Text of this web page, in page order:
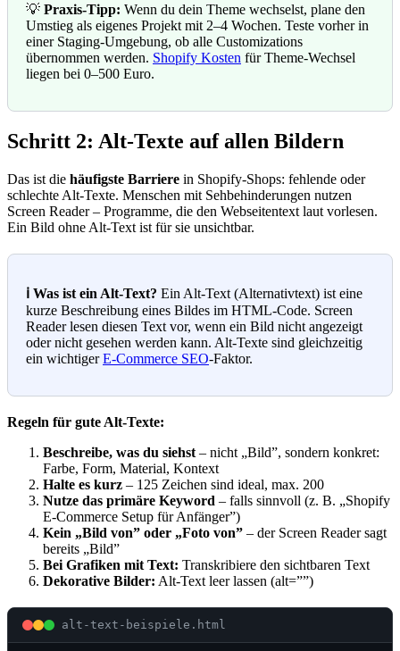
💡 Praxis-Tipp: Wenn du dein Theme wechselst, plane den
Umstieg als eigenes Projekt mit 2–4 Wochen. Teste vorher in
einer Staging-Umgebung, ob alle Customizations
übernommen werden. Shopify Kosten für Theme-Wechsel
liegen bei 0–500 Euro.
Schritt 2: Alt-Texte auf allen Bildern
Das ist die häufigste Barriere in Shopify-Shops: fehlende oder
schlechte Alt-Texte. Menschen mit Sehbehinderungen nutzen
Screen Reader – Programme, die den Webseitentext laut vorlesen.
Ein Bild ohne Alt-Text ist für sie unsichtbar.
ℹ️ Was ist ein Alt-Text? Ein Alt-Text (Alternativtext) ist eine
kurze Beschreibung eines Bildes im HTML-Code. Screen
Reader lesen diesen Text vor, wenn ein Bild nicht angezeigt
oder nicht gesehen werden kann. Alt-Texte sind gleichzeitig
ein wichtigerE-Commerce SEO-Faktor.
Regeln für gute Alt-Texte:
Beschreibe, was du siehst – nicht „Bild”, sondern konkret:
Farbe, Form, Material, Kontext
Halte es kurz – 125 Zeichen sind ideal, max. 200
Nutze das primäre Keyword – falls sinnvoll (z. B. „Shopify
E-Commerce Setup für Anfänger”)
Kein „Bild von” oder „Foto von” – der Screen Reader sagt
bereits „Bild”
Bei Grafiken mit Text: Transkribiere den sichtbaren Text
Dekorative Bilder: Alt-Text leer lassen (alt=””)
alt-text-beispiele.html